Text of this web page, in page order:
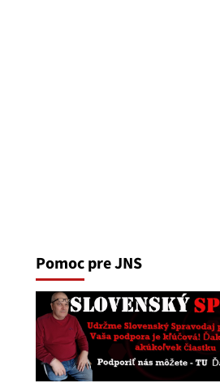
Pomoc pre JNS